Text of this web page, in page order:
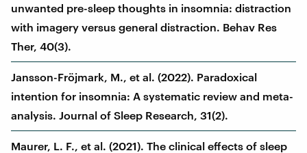
unwanted pre-sleep thoughts in insomnia: distraction
with imagery versus general distraction. Behav Res
Ther, 40(3).
Jansson-Fröjmark, M., et al. (2022). Paradoxical
intention for insomnia: A systematic review and meta-
analysis. Journal of Sleep Research, 31(2).
Maurer, L. F., et al. (2021). The clinical effects of sleep